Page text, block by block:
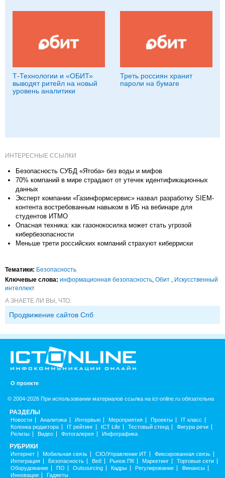
Т-Технологии и «ОБИТ»
выводят ритейл на новый
уровень аналитики
Треть россиян хранит
пароли на бумаге
ИНТЕРЕСНЫЕ ССЫЛКИ
Безопасность СУБД «Ятоба» без воды и мифов
70% компаний в мире страдают от утечек идентификационных
данных
Эксперт компании «Газинформсервис» назвал разработку SIEM-
контента востребованным навыком в ИБ на вебинаре для
студентов ИТМО
Опасная техника: как газонокосилка может стать угрозой
кибербезопасности
Меньше трети российских компаний страхуют киберриски
Тематики: Безопасность
Ключевые слова: информационная безопасность, Обит , Искусственный
интеллект
А ЗНАЕТЕ ЛИ ВЫ, ЧТО:
Продвижение сайтов Спб
О проекте
© 2004-2026 При использовании материалов ссылка на ict-online.ru обязательна
РАЗДЕЛЫ
Новости Аналитика Интервью Мероприятия Проекты
IT класс
Колонка редактора
IT рейтинг ICT Life Тестовый стенд
Фигура речи
Релизы
Видео Фотогалерея Инфографика
РУБРИКИ
Интернет Мобильная связь CIO/Управление ИТ
Фиксированная связь
Интеграция
Безопасность Веб Рынок ПК Маркетинг
Торговые сети
Оборудование
ПО Outsourcing Кадры Регулирование
Финансы
Инновации
Гаджеты